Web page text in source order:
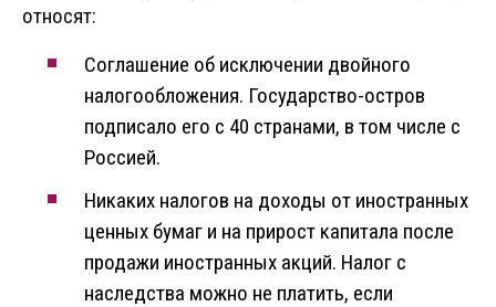
относят:
Соглашение об исключении двойного
налогообложения. Государство-остров
подписало его с 40 странами, в том числе с
Россией.
Никаких налогов на доходы от иностранных
ценных бумаг и на прирост капитала после
продажи иностранных акций. Налог с
наследства можно не платить, если